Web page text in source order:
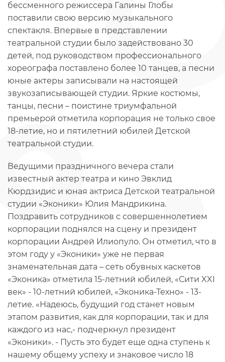
бессменного режиссера Галины Глобы
поставили свою версию музыкального
спектакля. Впервые в представлении
театральной студии было задействовано 30
детей, под руководством профессионального
хореографа поставлено более 10 танцев, а песни
юные актеры записывали на настоящей
звукозаписывающей студии. Яркие костюмы,
танцы, песни – поистине триумфальной
премьерой отметила корпорация не только свое
18-летие, но и пятилетний юбилей Детской
театральной студии.
Ведущими праздничного вечера стали
известный актер театра и кино Эвклид
Кюрдзидис и юная актриса Детской театральной
студии «Эконики» Юлия Мандрикина.
Поздравить сотрудников с совершеннолетием
корпорации поднялся на сцену и президент
корпорации Андрей Илиопуло. Он отметил, что в
этом году у «Эконики» уже не первая
знаменательная дата – сеть обувных каскетов
«Эконика» отметила 15-летний юбилей, «Сити XXI
век» - 10-летний юбилей, «Эконика-Техно» - 13-
летие. «Надеюсь, будущий год станет новым
этапом развития, как для корпорации, так и для
каждого из нас,- подчеркнул президент
«Эконики». - Пусть это будет еще одна ступень к
нашему общему успеху и знаковое число 18